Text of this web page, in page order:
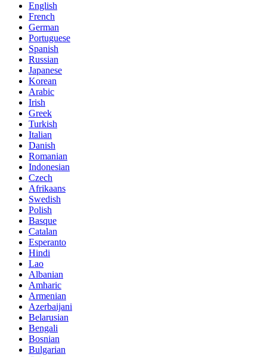
English
French
German
Portuguese
Spanish
Russian
Japanese
Korean
Arabic
Irish
Greek
Turkish
Italian
Danish
Romanian
Indonesian
Czech
Afrikaans
Swedish
Polish
Basque
Catalan
Esperanto
Hindi
Lao
Albanian
Amharic
Armenian
Azerbaijani
Belarusian
Bengali
Bosnian
Bulgarian